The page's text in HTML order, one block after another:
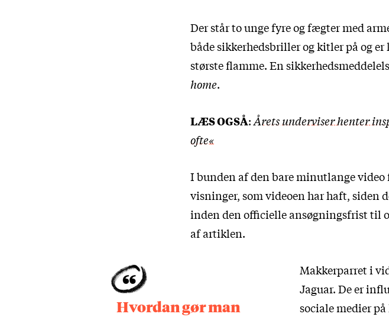
Der står to unge fyre og fægter med
både sikkerhedsbriller og kitler på og
største flamme. En
home.
LÆS OGSÅ:Årets underviser henter
ofte«
I bunden af den bare minutlange
visninger, som videoen har haft, siden
inden den officielle ansøgningsfrist til
af artiklen.
Hvordan gør man
Makkerparret i
Jaguar. De er
sociale medier